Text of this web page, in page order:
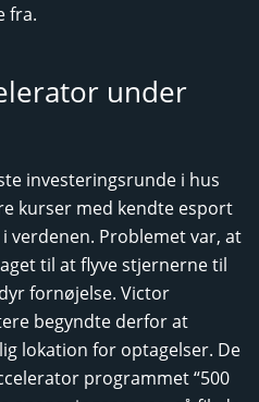
fra.
under
investeringsrunde i hus
kurser med kendte esport
verdenen. Problemet var, at
til at flyve stjernerne til
fornøjelse. Victor
begyndte derfor at
lokation for optagelser. De
programmet “500